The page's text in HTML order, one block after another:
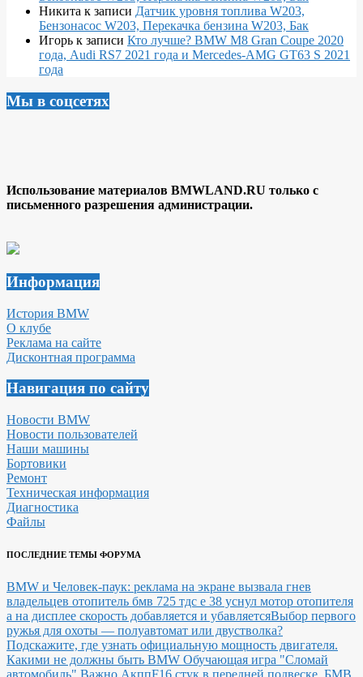
Никита к записи Датчик уровня топлива W203,
Бензонасос W203, Перекачка бензина W203, Бак
Игорь к записи Кто лучше? BMW M8 Gran Coupe 2020
года, Audi RS7 2021 года и Mercedes-AMG GT63 S 2021
года
Мы в соцсетях
Использование материалов BMWLAND.RU только с
письменного разрешения администрации.
Информация
История BMW
О клубе
Реклама на сайте
Дисконтная программа
Навигация по сайту
Новости BMW
Новости пользователей
Наши машины
Бортовики
Ремонт
Техническая информация
Диагностика
Файлы
ПОСЛЕДНИЕ ТЕМЫ ФОРУМА
BMW и Человек-паук: реклама на экране вызвала гнев
владельцев отопитель бмв 725 тдс е 38 уснул мотор отопителя
а на дисплее скорость добавляется и убавляетсяВыбор первого
ружья для охоты — полуавтомат или двустволка?
Подскажите, где узнать официальную мощность двигателя.
Какими не должны быть BMW Обучающая игра "Сломай
автомобиль" Важно АкппF16 стук в передней подвеске. БМВ